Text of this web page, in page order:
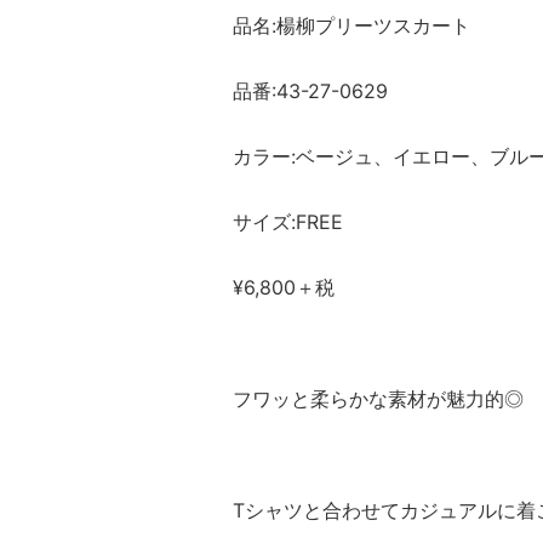
品名:楊柳プリーツスカート
品番:43-27-0629
カラー:ベージュ、イエロー、ブル
サイズ:FREE
¥6,800＋税
フワッと柔らかな素材が魅力的◎
Tシャツと合わせてカジュアルに着